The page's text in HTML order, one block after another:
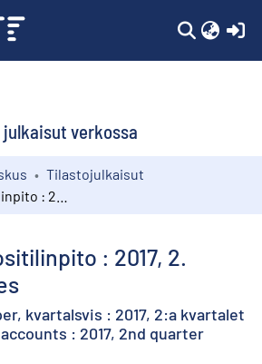
verkossa
Tilastojulkaisut
: 2017, 2.
kvartalsvis : 2017, 2:a kvartalet
: 2017, 2nd quarter